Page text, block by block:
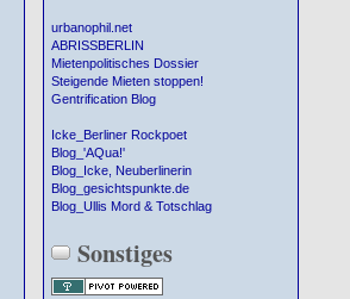
urbanophil.net
ABRISSBERLIN
Mietenpolitisches Dossier
Steigende Mieten stoppen!
Gentrification Blog
Icke_Berliner Rockpoet
Blog_'AQua!'
Blog_Icke, Neuberlinerin
Blog_gesichtspunkte.de
Blog_Ullis Mord & Totschlag
Sonstiges